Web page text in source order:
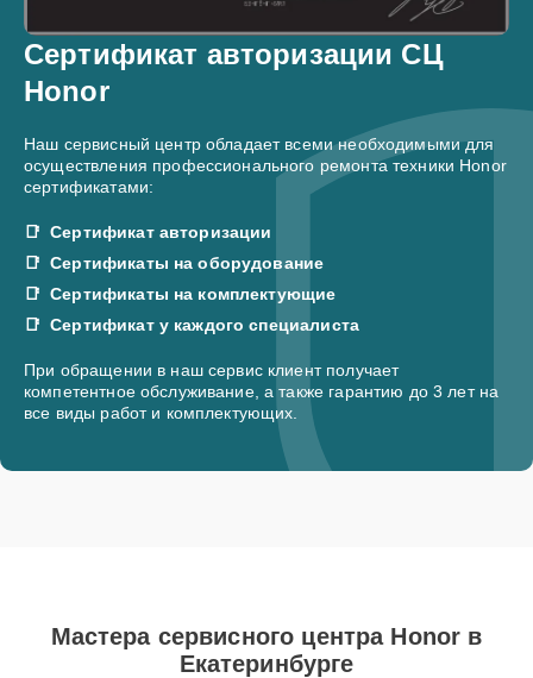
Сертификат авторизации СЦ
Honor
Наш сервисный центр обладает всеми необходимыми для
осуществления профессионального ремонта техники Honor
сертификатами:
Сертификат авторизации
Сертификаты на оборудование
Сертификаты на комплектующие
Сертификат у каждого специалиста
При обращении в наш сервис клиент получает
компетентное обслуживание, а также гарантию до 3 лет на
все виды работ и комплектующих.
Мастера сервисного центра Honor в
Екатеринбурге